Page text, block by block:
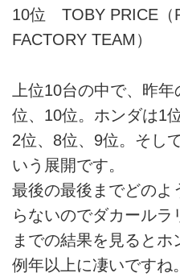
10位 TOBY PRICE（
FACTORY TEAM）
上位10台の中で、昨
位、10位。ホンダは1
2位、8位、9位。そし
いう展開です。
最後の最後までどのよ
らないのでダカール
までの結果を見ると
例年以上に凄いですね。